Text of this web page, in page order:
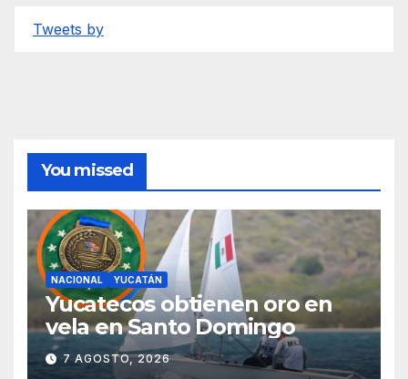
Tweets by
You missed
NACIONAL YUCATÁN
Yucatecos obtienen oro en
vela en Santo Domingo
7 AGOSTO, 2026